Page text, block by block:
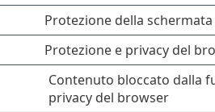
Protezione della
Protezione e privacy del
Contenuto bloccato dalla
privacy del browser